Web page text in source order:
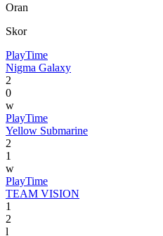
Oran
Skor
PlayTime
Nigma Galaxy
2
0
w
PlayTime
Yellow Submarine
2
1
w
PlayTime
TEAM VISION
1
2
l